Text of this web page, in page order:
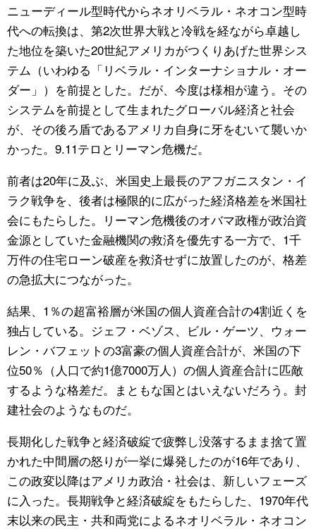
ニューディール型時代からネオリベラル・ネオコン型時
代への転換は、第2次世界大戦と冷戦を経ながら卓越し
た地位を築いた20世紀アメリカがつくりあげた世界シス
テム（いわゆる「リベラル・インターナショナル・オー
ダー」）を前提とした。だが、今度は様相が違う。その
システムを前提として生まれたグローバル経済と社会
が、その後ろ盾であるアメリカ自身に牙をむいて襲いか
かった。9.11テロとリーマン危機だ。
前者は20年に及ぶ、米国史上最長のアフガニスタン・イ
ラク戦争を、後者は極限的に広がった経済格差を米国社
会にもたらした。リーマン危機後のオバマ政権が政治資
金源としていた金融機関の救済を優先する一方で、1千
万件の住宅ローン破産を救済せずに放置したのが、格差
の急拡大につながった。
結果、1％の超富裕層が米国の個人資産合計の4割近くを
独占している。ジェフ・ベゾス、ビル・ゲーツ、ウォー
レン・バフェットの3富豪の個人資産合計が、米国の下
位50％（人口で約1億7000万人）の個人資産合計に匹敵
するような格差だ。まともな国とはいえないだろう。封
建社会のようなものだ。
長期化した戦争と経済破綻で疲弊し没落するまま捨て置
かれた中間層の怒りが一挙に爆発したのが16年であり、
この政変以降はアメリカ政治・社会は、新しいフェーズ
に入った。長期戦争と経済破綻をもたらした、1970年代
末以来の民主・共和両党によるネオリベラル・ネオコン